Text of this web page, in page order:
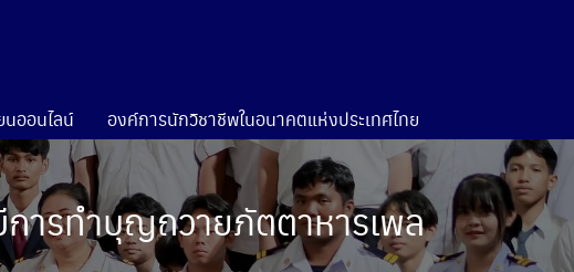
นออนไลน์ องค์การนักวิชาชีพในอนาคตแห่งประเทศไทย
ารทำบุญถวายภัตตาหารเพล